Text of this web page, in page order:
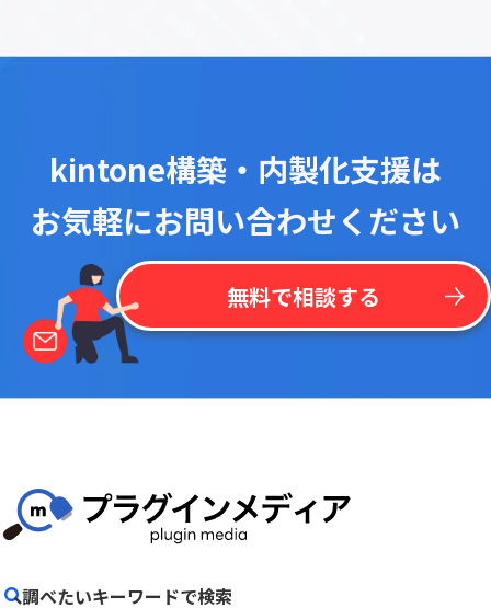
kintone構築・内製化支援は
お気軽にお問い合わせください
無料で相談する
調べたいキーワードで検索